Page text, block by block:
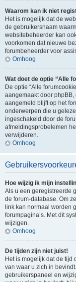
Waarom kan ik niet
Het is mogelijk dat de
de gebruikersnaam
websitebeheerder kan
voorkomen dat nieuwe
forumbeheerder voor
Omhoog
Wat doet de optie “Alle
De optie “Alle
aangemaakt door
aangemeld blijft op het
onderwerpen die u
ingeschakeld door de
afmeldingsprobelemen
verwijderen.
Omhoog
Hoe wijzig ik mijn
Als u een geregistreerde
de forum-database. Om
link kan normaal worden
forumpagina’s. Met dit
wijzigen.
Omhoog
De tijden zijn niet juist!
Het is mogelijk dat de tijd
van waar u zich in
gebruikerspaneel en